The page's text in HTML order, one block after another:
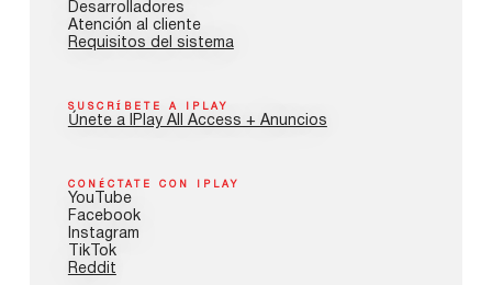
Desarrolladores
Atención al cliente
Requisitos del sistema
SUSCRÍBETE A IPLAY
Únete a IPlay All Access + Anuncios
CONÉCTATE CON IPLAY
YouTube
Facebook
Instagram
TikTok
Reddit